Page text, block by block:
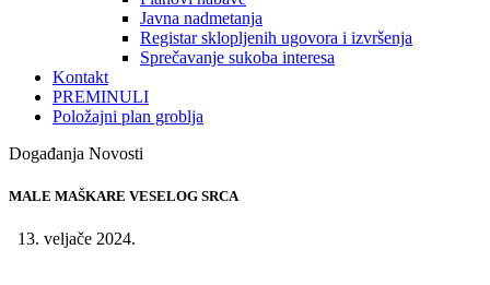
Javna nadmetanja
Registar sklopljenih ugovora i izvršenja
Sprečavanje sukoba interesa
Kontakt
PREMINULI
Položajni plan groblja
Događanja Novosti
MALE MAŠKARE VESELOG SRCA
13. veljače 2024.